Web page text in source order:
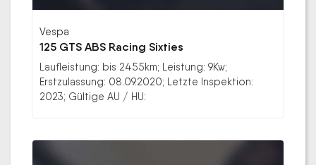
Vespa
125 GTS ABS Racing Sixties
Laufleistung: bis 2455km; Leistung: 9Kw;
Erstzulassung: 08.09.2020; Letzte Inspektion:
2023; Gültige AU / HU: